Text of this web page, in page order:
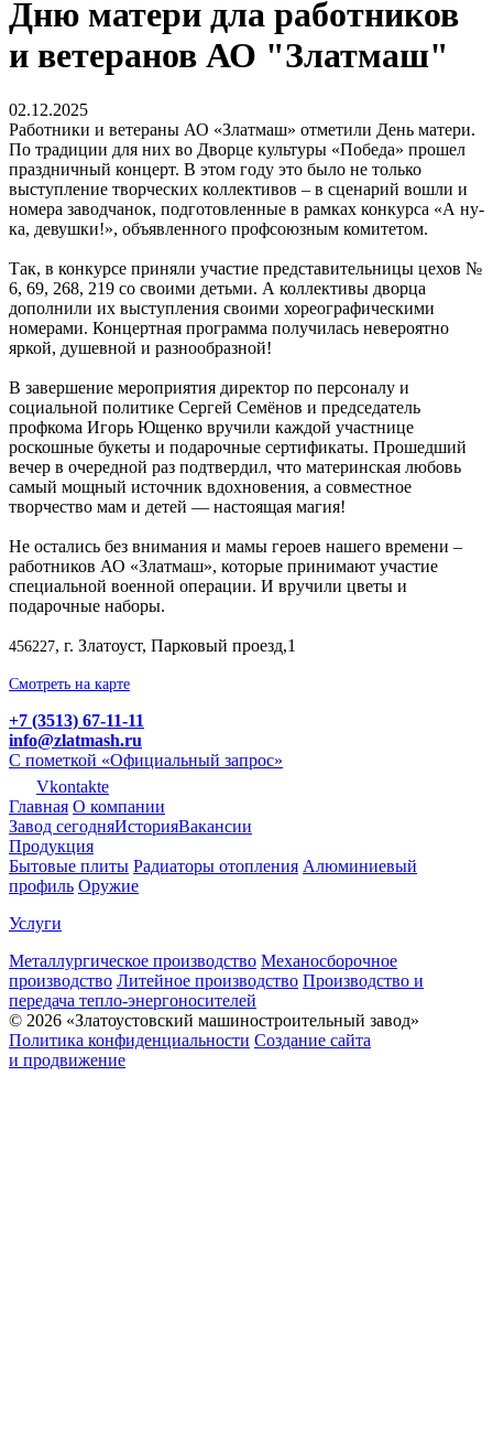
Дню матери дла работников
и ветеранов АО "Златмаш"
02.12.2025
Работники и ветераны АО «Златмаш» отметили День матери.
По традиции для них во Дворце культуры «Победа» прошел
праздничный концерт. В этом году это было не только
выступление творческих коллективов – в сценарий вошли и
номера заводчанок, подготовленные в рамках конкурса «А ну-
ка, девушки!», объявленного профсоюзным комитетом.
Так, в конкурсе приняли участие представительницы цехов №
6, 69, 268, 219 со своими детьми. А коллективы дворца
дополнили их выступления своими хореографическими
номерами. Концертная программа получилась невероятно
яркой, душевной и разнообразной!
В завершение мероприятия директор по персоналу и
социальной политике Сергей Семёнов и председатель
профкома Игорь Ющенко вручили каждой участнице
роскошные букеты и подарочные сертификаты. Прошедший
вечер в очередной раз подтвердил, что материнская любовь
самый мощный источник вдохновения, а совместное
творчество мам и детей — настоящая магия!
Не остались без внимания и мамы героев нашего времени –
работников АО «Златмаш», которые принимают участие
специальной военной операции. И вручили цветы и
подарочные наборы.
456227, г. Златоуст, Парковый проезд,1
Смотреть на карте
+7 (3513) 67-11-11
info@zlatmash.ru
С пометкой «Официальный запрос»
Vkontakte
Главная О компании
Завод сегодняИсторияВакансии
Продукция
Бытовые плиты Радиаторы отопления Алюминиевый
профиль Оружие
Услуги
Металлургическое производство Механосборочное
производство Литейное производство Производство и
передача тепло-энергоносителей
© 2026 «Златоустовский машиностроительный завод»
Политика конфиденциальности Создание сайта
и продвижение